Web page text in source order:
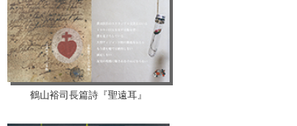
鶴山裕司長篇詩『聖遠耳』